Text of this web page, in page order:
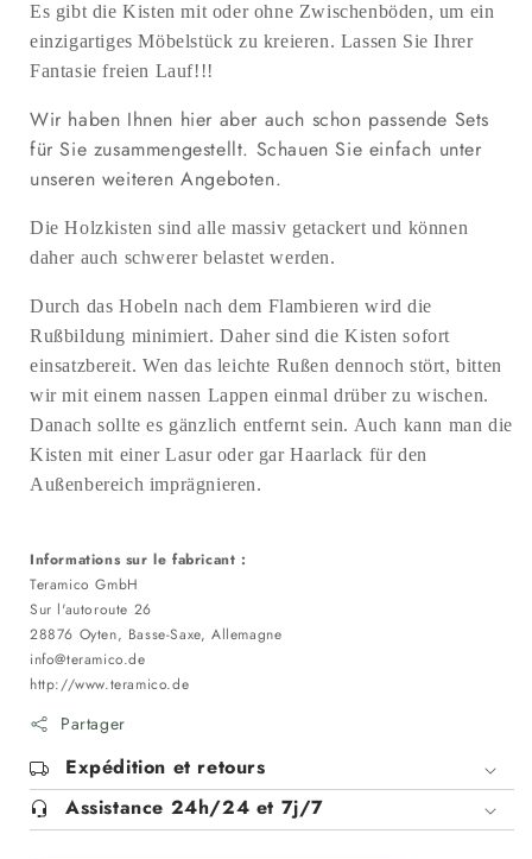
Es gibt die Kisten mit oder ohne Zwischenböden, um ein
einzigartiges Möbelstück zu kreieren. Lassen Sie Ihrer
Fantasie freien Lauf!!!
Wir haben Ihnen hier aber auch schon passende Sets
für Sie zusammengestellt. Schauen Sie einfach unter
unseren weiteren Angeboten.
Die Holzkisten sind alle massiv getackert und können
daher auch schwerer belastet werden.
Durch das Hobeln nach dem Flambieren wird die
Rußbildung minimiert. Daher sind die Kisten sofort
einsatzbereit. Wen das leichte Rußen dennoch stört, bitten
wir mit einem nassen Lappen einmal drüber zu wischen.
Danach sollte es gänzlich entfernt sein. Auch kann man die
Kisten mit einer Lasur oder gar Haarlack für den
Außenbereich imprägnieren.
Informations sur le fabricant :
Teramico GmbH
Sur l'autoroute 26
28876 Oyten, Basse-Saxe, Allemagne
info@teramico.de
http://www.teramico.de
Partager
Expédition et retours
Assistance 24h/24 et 7j/7